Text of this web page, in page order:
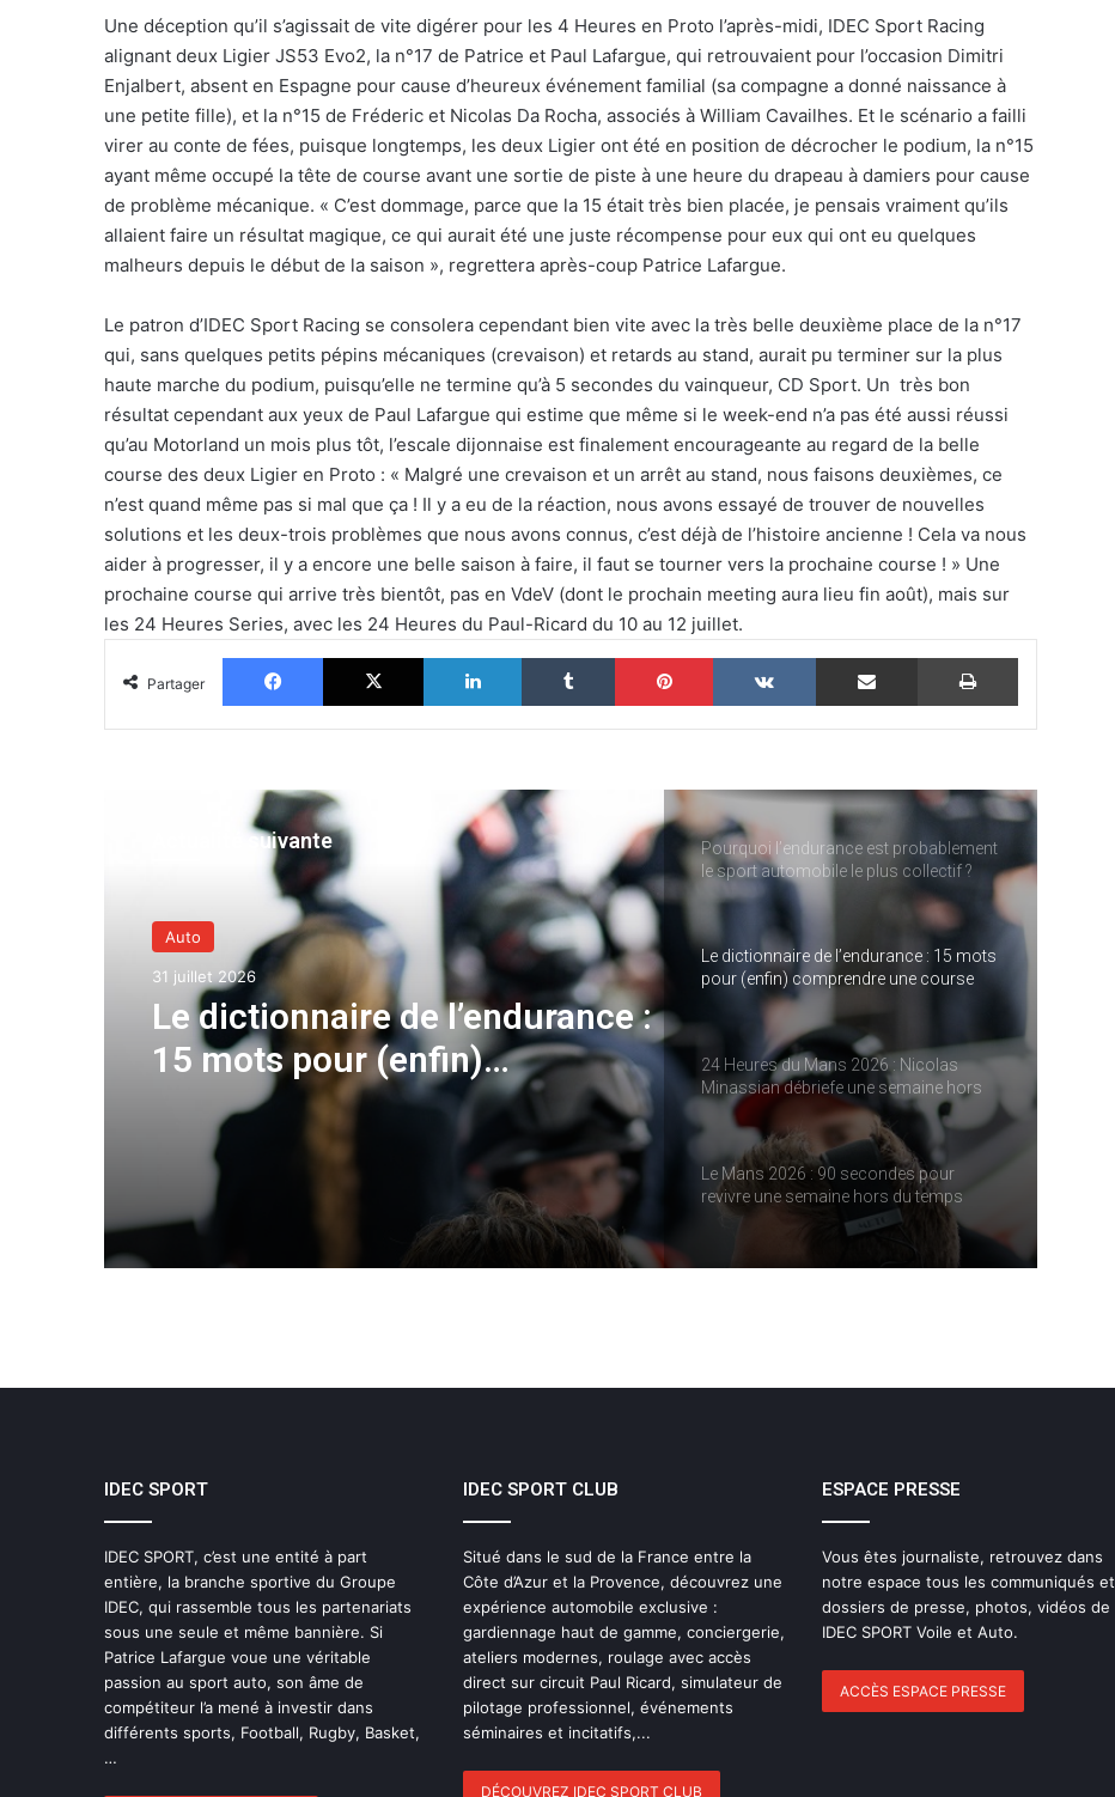
Une déception qu’il s’agissait de vite digérer pour les 4 Heures en Proto l’après-midi, IDEC Sport Racing
alignant deux Ligier JS53 Evo2, la n°17 de Patrice et Paul Lafargue, qui retrouvaient pour l’occasion Dimitri
Enjalbert, absent en Espagne pour cause d’heureux événement familial (sa compagne a donné naissance à
une petite fille), et la n°15 de Fréderic et Nicolas Da Rocha, associés à William Cavailhes. Et le scénario a failli
virer au conte de fées, puisque longtemps, les deux Ligier ont été en position de décrocher le podium, la n°15
ayant même occupé la tête de course avant une sortie de piste à une heure du drapeau à damiers pour cause
de problème mécanique. « C’est dommage, parce que la 15 était très bien placée, je pensais vraiment qu’ils
allaient faire un résultat magique, ce qui aurait été une juste récompense pour eux qui ont eu quelques
malheurs depuis le début de la saison », regrettera après-coup Patrice Lafargue.
Le patron d’IDEC Sport Racing se consolera cependant bien vite avec la très belle deuxième place de la n°17
qui, sans quelques petits pépins mécaniques (crevaison) et retards au stand, aurait pu terminer sur la plus
haute marche du podium, puisqu’elle ne termine qu’à 5 secondes du vainqueur, CD Sport. Un très bon
résultat cependant aux yeux de Paul Lafargue qui estime que même si le week-end n’a pas été aussi réussi
qu’au Motorland un mois plus tôt, l’escale dijonnaise est finalement encourageante au regard de la belle
course des deux Ligier en Proto : « Malgré une crevaison et un arrêt au stand, nous faisons deuxièmes, ce
n’est quand même pas si mal que ça ! Il y a eu de la réaction, nous avons essayé de trouver de nouvelles
solutions et les deux-trois problèmes que nous avons connus, c’est déjà de l’histoire ancienne ! Cela va nous
aider à progresser, il y a encore une belle saison à faire, il faut se tourner vers la prochaine course ! » Une
prochaine course qui arrive très bientôt, pas en VdeV (dont le prochain meeting aura lieu fin août), mais sur
les 24 Heures Series, avec les 24 Heures du Paul-Ricard du 10 au 12 juillet.
Partager
Facebook X Linkedin Tumblr Pinterest VKontakte Partager par email Imprimer
Actualité suivante
Auto
31 juillet 2026
Le dictionnaire de l’endurance :
15 mots pour (enfin)
comprendre une course
d’European Le Mans Series
pour (enfin) comprendre une course
d’European Le Mans Series
24 Heures du Mans 2026 : Nicolas
Minassian débriefe une semaine hors
norme
Le Mans 2026 : 90 secondes pour
revivre une semaine hors du temps
Women on Track : transmettre une
passion, inspirer une vocation
Pourquoi l’endurance est probablement
le sport automobile le plus collectif ?
Le dictionnaire de l’endurance : 15 mots
pour (enfin) comprendre une course
d’European Le Mans Series
24 Heures du Mans 2026 : Nicolas
Minassian débriefe une semaine hors
norme
Le Mans 2026 : 90 secondes pour
revivre une semaine hors du temps
ELMS : une quatrième place pour IDEC
Pourquoi l’endurance est probablement
le sport automobile le plus collectif ?
Le dictionnaire de l’endurance : 15 mots
pour (enfin) comprendre une course
d’European Le Mans Series
24 Heures du Mans 2026 : Nicolas
IDEC SPORT
IDEC SPORT, c’est une entité à part
entière, la branche sportive du Groupe
IDEC, qui rassemble tous les partenariats
sous une seule et même bannière. Si
Patrice Lafargue voue une véritable
passion au sport auto, son âme de
compétiteur l’a mené à investir dans
différents sports, Football, Rugby, Basket,
…
IDEC SPORT CLUB
Situé dans le sud de la France entre la
Côte d’Azur et la Provence, découvrez une
expérience automobile exclusive :
gardiennage haut de gamme, conciergerie,
ateliers modernes, roulage avec accès
direct sur circuit Paul Ricard, simulateur de
pilotage professionnel, événements
séminaires et incitatifs,...
DÉCOUVREZ IDEC SPORT CLUB
ESPACE PRESSE
Vous êtes journaliste, retrouvez dans
notre espace tous les communiqués et
dossiers de presse, photos, vidéos de
IDEC SPORT Voile et Auto.
ACCÈS ESPACE PRESSE